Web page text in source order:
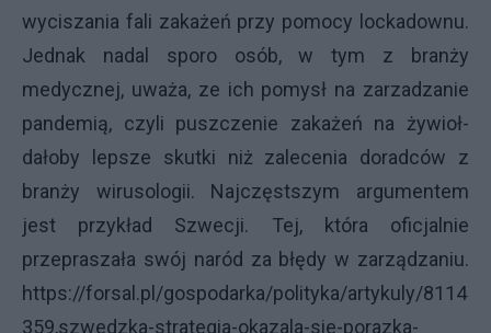
wyciszania fali zakażeń przy pomocy lockadownu.
Jednak nadal sporo osób, w tym z branży
medycznej, uważa, ze ich pomysł na zarzadzanie
pandemią, czyli puszczenie zakażeń na żywioł-
dałoby lepsze skutki niż zalecenia doradców z
branży wirusologii. Najczęstszym argumentem
jest przykład Szwecji. Tej, która oficjalnie
przepraszała swój naród za błędy w zarządzaniu.
https://forsal.pl/gospodarka/polityka/artykuly/8114
359,szwedzka-strategia-okazala-sie-porazka-